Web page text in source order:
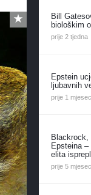
Bill
biološkim
prije 2 tjedna
Epstein
ljubavnih
prije 1 mjesec
Epsteina
elita
prije 5